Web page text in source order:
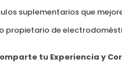
suplementarios que
propietario de
tu Experiencia y